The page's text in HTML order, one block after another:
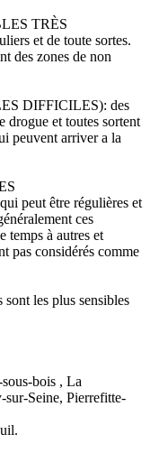
TRÈS
et de toute sortes.
des zones de non
DIFFICILES): des
drogue et toutes sortent
peuvent arriver a la
peut être régulières et
ces
temps à autres et
pas considérés comme
les plus sensibles
bois , La
Seine, Pierrefitte-